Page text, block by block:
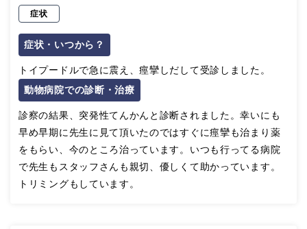
症状
症状・いつから？
トイプードルで急に震え、痙攣しだして受診しました。
動物病院での診断・治療
診察の結果、突発性てんかんと診断されました。幸いにも
早め早期に先生に見て頂いたのではすぐに痙攣も治まり薬
をもらい、今のところ治っています。いつも行ってる病院
で先生もスタッフさんも親切、優しくて助かっています。
トリミングもしています。